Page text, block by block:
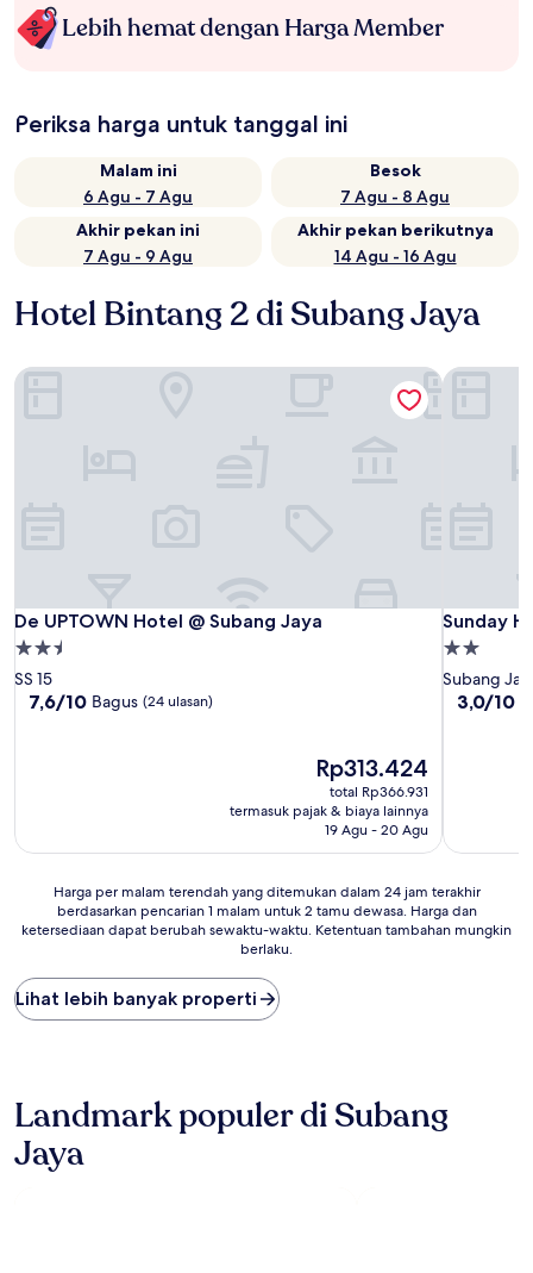
Lebih hemat dengan Harga Member
Periksa harga untuk tanggal ini
Malam ini
6 Agu - 7 Agu
Besok
7 Agu - 8 Agu
Akhir pekan ini
7 Agu - 9 Agu
Akhir pekan berikutnya
14 Agu - 16 Agu
Hotel Bintang 2 di Subang Jaya
De UPTOWN Hotel @ Subang Jaya
De UPTOWN Hotel @ Subang Jaya
Properti
bintang
2.5
SS 15
7.6
7,6/10 Bagus (24 ulasan)
Harga
sekarang
Rp313.424
Rp313.424
total Rp366.931
termasuk pajak & biaya lainnya
19 Agu - 20 Agu
De UPTOWN Hotel @ Subang Jaya
Sunday
Sunday
Properti
bintang
2.0
Subang
3.0
3,0/10
Sunday
Harga
malam
yang
ditemukan
dalam
berdasarkan
pencarian
malam
Harga per malam terendah yang ditemukan dalam 24 jam terakhir
berdasarkan pencarian 1 malam untuk 2 tamu dewasa. Harga dan
ketersediaan dapat berubah sewaktu-waktu. Ketentuan tambahan mungkin
berlaku.
Lihat lebih banyak properti
Landmark populer di Subang
Jaya